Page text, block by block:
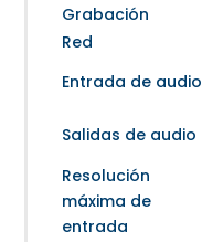
Grabación
Red
Entrada de audio
Salidas de audio
Resolución
máxima de
entrada